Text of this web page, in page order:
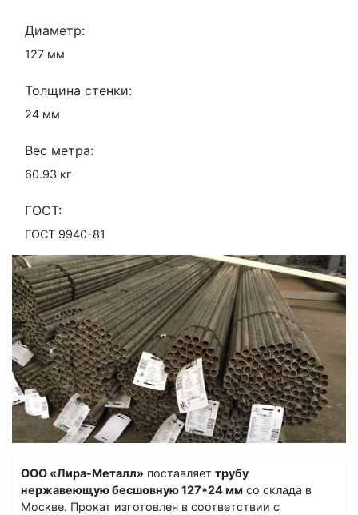
Диаметр:
127 мм
Толщина стенки:
24 мм
Вес метра:
60.93 кг
ГОСТ:
ГОСТ 9940-81
ООО «Лира-Металл» поставляет трубу
нержавеющую бесшовную 127*24 мм со склада в
Москве. Прокат изготовлен в соответствии с